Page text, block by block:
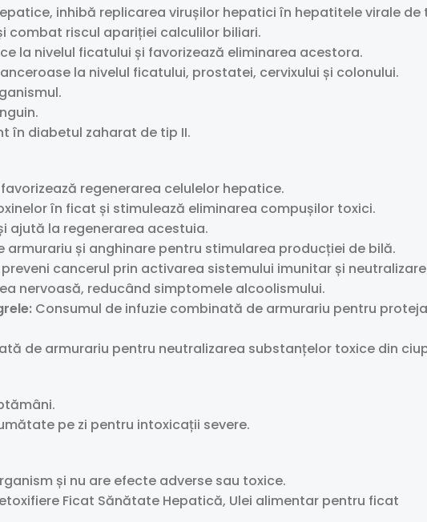
inhibă replicarea virușilor hepatici în hepatitele virale de
combat riscul apariției calculilor biliari.
la nivelul ficatului și favorizează eliminarea acestora.
la nivelul ficatului, prostatei, cervixului și colonului.
în diabetul zaharat de tip II.
regenerarea celulelor hepatice.
în ficat și stimulează eliminarea compușilor toxici.
ajută la regenerarea acestuia.
armurariu și anghinare pentru stimularea producției de bilă.
cancerul prin activarea sistemului imunitar și
nervoasă, reducând simptomele alcoolismului.
Consumul de infuzie combinată de armurariu pentru
de armurariu pentru neutralizarea substanțelor toxice din
pe zi pentru intoxicații severe.
și nu are efecte adverse sau toxice.
Ficat Sănătate Hepatică, Ulei alimentar pentru ficat